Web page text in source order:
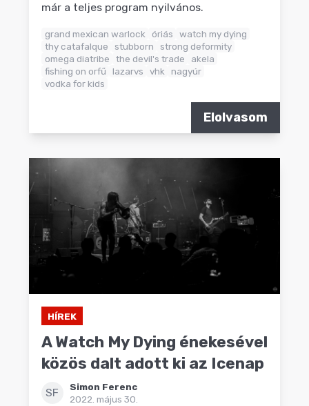
már a teljes program nyilvános.
grand mexican warlock óriás
watch my dying
thy catafalque
stubborn
strong deformity
omega diatribe
the devil's trade
akela
fishing on orfű
lazarvs vhk
nagyúr
vodka for kids
Elolvasom
HÍREK
A Watch My Dying énekesével
közös dalt adott ki az Icenap
SF
Simon Ferenc
2022. május 30.